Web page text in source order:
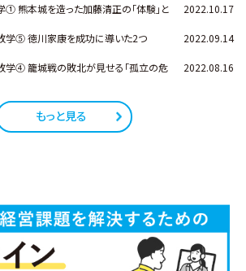
熊本城を造った加藤清正の「体験」と
2022.10.17
学⑤ 徳川家康を成功に導いた2つ
2022.09.14
学④ 籠城戦の敗北が見せる「孤立の危
2022.08.16
もっと見る